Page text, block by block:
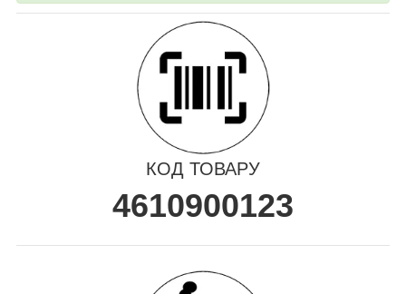
КОД ТОВАРУ
4610900123